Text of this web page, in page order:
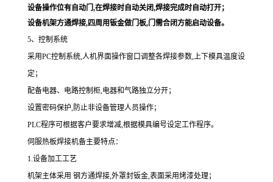
设备操作位有自动门,在焊接时自动关闭,焊接完成时自动打开；
设备机架方通焊接,四周用钣金做门板,门需合闭方能启动设备。
5、控制系统
采用PC控制系统,人机界面操作窗口调整各焊接参数,上下模具温度设
定；
配备电器、电路控制柜,电器和气路独立分开；
设置密码保护,防止非设备管理人员操作；
PLC程序可根据客户要求增减,根据模具编号设定工作程序。
伺服热板焊接机备主要特点：
1.设备加工工艺
机架主体采用 钢方通焊接,外罩封钣金,表面采用烤漆处理；